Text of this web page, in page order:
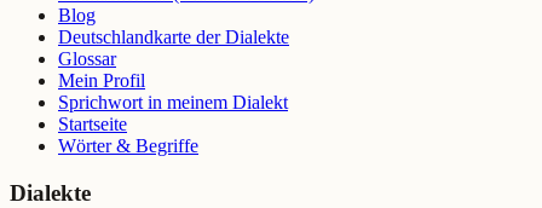
Blog
Deutschlandkarte der Dialekte
Glossar
Mein Profil
Sprichwort in meinem Dialekt
Startseite
Wörter & Begriffe
Dialekte